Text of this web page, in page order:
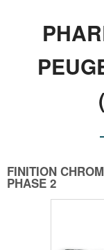
FINITION
PHASE 2